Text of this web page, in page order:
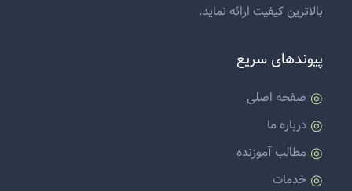
بالاترین کیفیت ارائه نماید.
پیوندهای سریع
صفحه اصلی
درباره ما
مطالب آموزنده
خدمات